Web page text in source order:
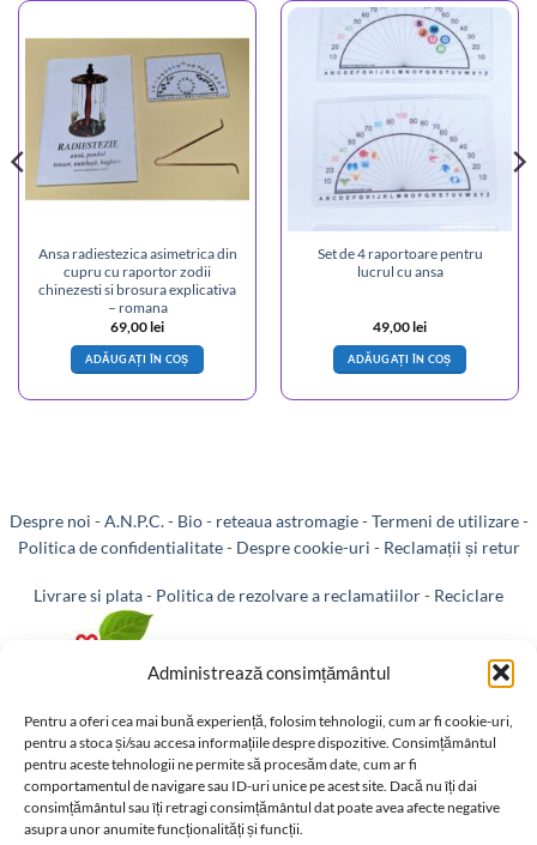
Administrează consimțământul
Pentru a oferi cea mai bună experiență, folosim tehnologii, cum ar fi cookie-uri,
pentru a stoca și/sau accesa informațiile despre dispozitive. Consimțământul
pentru aceste tehnologii ne permite să procesăm date, cum ar fi
comportamentul de navigare sau ID-uri unice pe acest site. Dacă nu îți dai
consimțământul sau îți retragi consimțământul dat poate avea afecte negative
asupra unor anumite funcționalități și funcții.
Ansa radiestezica asimetrica din
cupru cu raportor zodii
chinezesti si brosura explicativa
– romana
69,00lei
ADĂUGAȚI ÎN COȘ
Set de 4 raportoare pentru
lucrul cu ansa
49,00lei
ADĂUGAȚI ÎN COȘ
Despre noi -A.N.P.C.- Bio- reteaua astromagie-Termeni de utilizare-
Politica de confidentialitate- Despre cookie-uri - Reclamații și retur
Livrare si plata- Politica de rezolvare a reclamatiilor- Reciclare
Informatii legale: